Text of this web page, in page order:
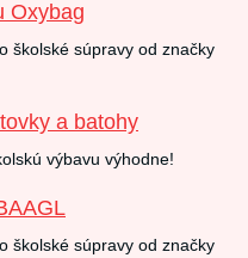
Oxybag
školské súpravy od značky
a batohy
výbavu výhodne!
školské súpravy od značky